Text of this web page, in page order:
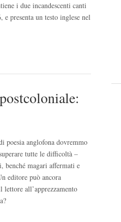
i due incandescenti canti
presenta un testo inglese nel
poesia anglofona dovremmo
tutte le difficoltà –
benché magari affermati e
editore può ancora
all’apprezzamento